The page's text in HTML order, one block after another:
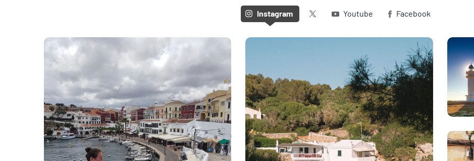
Instagram Twitter (X)Youtube Facebook